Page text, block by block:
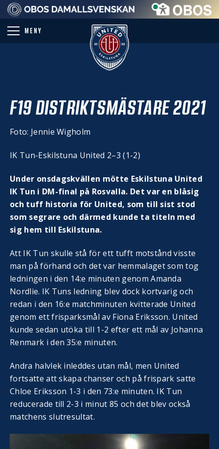
MENY
PARTNER
F19 DISTRIKTSMÄSTARE 2021
Foto: Jennie Wigholm
IK Tun-Eskilstuna United 2–3 (1-2)
Under onsdagskvällen mötte Eskilstuna United
IK Tun i DM-final på Rosvalla. Det var en blåsig
och tuff historia för United, som till sist stod
som segrare och därmed kunde ta titeln med
sig hem till Eskilstuna.
Att IK Tun skulle stå för ett tufft motstånd visste
man på förhand och det var hemmalaget som tog
ledningen i den 14:e minuten genom Amanda
Nordlie. IK Tuns ledning blev dock kortvarig och
redan i den 16:e matchminuten kvitterade United
genom ett frisparksmål av Fiona Eriksson. United
kunde sedan utöka till 1-2 efter ett mål av Johanna
Renmark i den 35:e minuten.
Andra halvlek inleddes utan mål, men United
fortsatte att skapa chanser och på frispark satte
Chloe Eriksson 1-3 i den 73:e minuten. IK Tun
reducerade till 2-3 i minut 85 och det blev också
matchens slutresultat.